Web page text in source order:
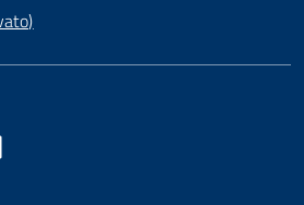
di Arezzo
Comune di Arezzo